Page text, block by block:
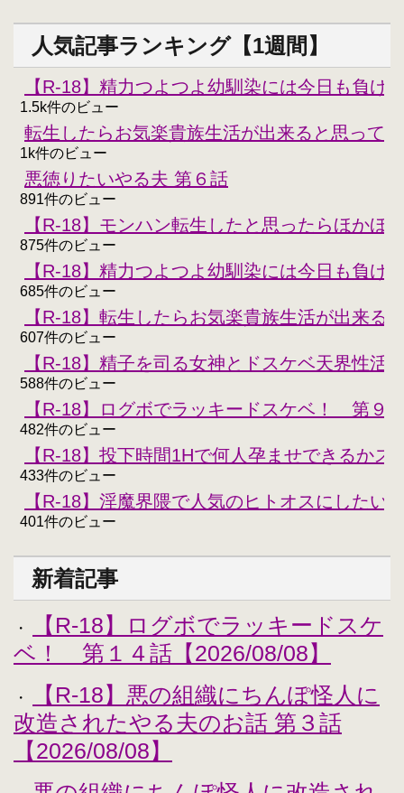
人気記事ランキング【1週間】
【R-18】精力つよつよ幼馴染には今日も負け
1.5k件のビュー
転生したらお気楽貴族生活が出来ると思って
1k件のビュー
悪徳りたいやる夫 第６話
891件のビュー
【R-18】モンハン転生したと思ったらほかほ
875件のビュー
【R-18】精力つよつよ幼馴染には今日も負け
685件のビュー
【R-18】転生したらお気楽貴族生活が出来
607件のビュー
【R-18】精子を司る女神とドスケベ天界性活
588件のビュー
【R-18】ログボでラッキードスケベ！ 第９
482件のビュー
【R-18】投下時間1Hで何人孕ませできるか
433件のビュー
【R-18】淫魔界隈で人気のヒトオスにしたい
401件のビュー
新着記事
・
【R-18】ログボでラッキードスケ
ベ！ 第１４話【2026/08/08】
・
【R-18】悪の組織にちんぽ怪人に
改造されたやる夫のお話 第３話
【2026/08/08】